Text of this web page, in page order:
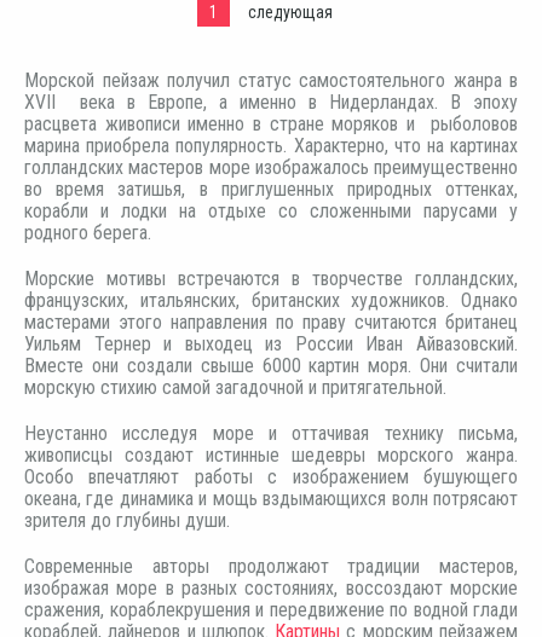
1 следующая
Морской пейзаж получил статус самостоятельного жанра в
XVII века в Европе, а именно в Нидерландах. В эпоху
расцвета живописи именно в стране моряков и рыболовов
марина приобрела популярность. Характерно, что на картинах
голландских мастеров море изображалось преимущественно
во время затишья, в приглушенных природных оттенках,
корабли и лодки на отдыхе со сложенными парусами у
родного берега.
Морские мотивы встречаются в творчестве голландских,
французских, итальянских, британских художников. Однако
мастерами этого направления по праву считаются британец
Уильям Тернер и выходец из России Иван Айвазовский.
Вместе они создали свыше 6000 картин моря. Они считали
морскую стихию самой загадочной и притягательной.
Неустанно исследуя море и оттачивая технику письма,
живописцы создают истинные шедевры морского жанра.
Особо впечатляют работы с изображением бушующего
океана, где динамика и мощь вздымающихся волн потрясают
зрителя до глубины души.
Современные авторы продолжают традиции мастеров,
изображая море в разных состояниях, воссоздают морские
сражения, кораблекрушения и передвижение по водной глади
кораблей, лайнеров и шлюпок. Картины с морским пейзажем